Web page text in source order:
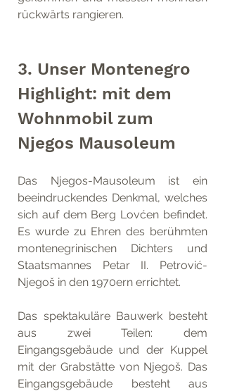
rückwärts rangieren.
3. Unser Montenegro
Highlight: mit dem
Wohnmobil zum
Njegos Mausoleum
Das Njegos-Mausoleum ist ein
beeindruckendes Denkmal, welches
sich auf dem Berg Lovćen befindet.
Es wurde zu Ehren des berühmten
montenegrinischen Dichters und
Staatsmannes Petar II. Petrović-
Njegoš in den 1970ern errichtet.
Das spektakuläre Bauwerk besteht
aus zwei Teilen: dem
Eingangsgebäude und der Kuppel
mit der Grabstätte von Njegoš. Das
Eingangsgebäude besteht aus